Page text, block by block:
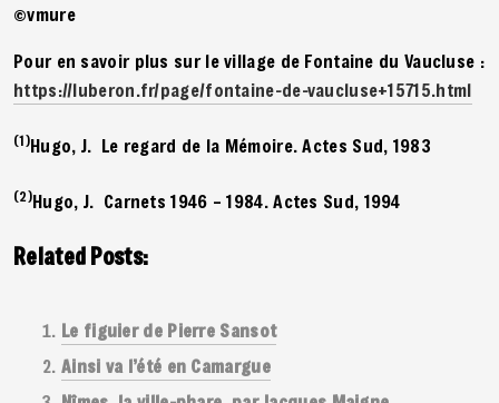
©vmure
Pour en savoir plus sur le village de Fontaine du Vaucluse :
https://luberon.fr/page/fontaine-de-vaucluse+15715.html
(1)Hugo, J. Le regard de la Mémoire. Actes Sud, 1983
(2)Hugo, J. Carnets 1946 – 1984. Actes Sud, 1994
Related Posts:
Le figuier de Pierre Sansot
Ainsi va l’été en Camargue